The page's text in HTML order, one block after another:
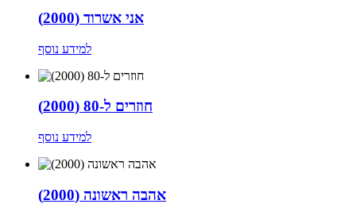
אני אשרוד (2000)
למידע נוסף
חוזרים ל-80 (2000)
למידע נוסף
אהבה ראשונה (2000)